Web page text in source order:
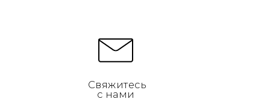
Свяжитесь
с нами